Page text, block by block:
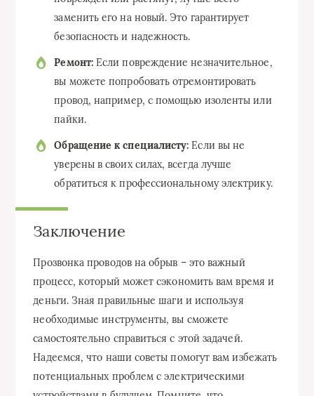
заменить его на новый. Это гарантирует
безопасность и надежность.
Ремонт:Если повреждение незначительное,
вы можете попробовать отремонтировать
провод, например, с помощью изоленты или
пайки.
Обращение к специалисту: Если вы не
уверены в своих силах, всегда лучше
обратиться к профессиональному электрику.
Заключение
Прозвонка проводов на обрыв – это важный
процесс, который может сэкономить вам время и
деньги. Зная правильные шаги и используя
необходимые инструменты, вы сможете
самостоятельно справиться с этой задачей.
Надеемся, что наши советы помогут вам избежать
потенциальных проблем с электрическими